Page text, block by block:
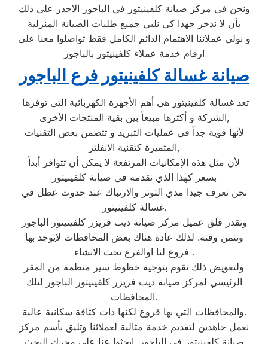
ونحن في مركز صيانة كلفينيتور في الباجور الاجدر على ذلك
بأن لا ندخر جهدا كي نلبي جميع طلبات الصيانة المنزلية
و نولي عملائنا الاهتمام الدائم الكامل فقط تواصلوا معنا على
ارقام خدمة عملاء كلفينيتور بالباجور
صيانة غسالة كلفينيتور فرع الباجور
الشركة و أكثرها مبيعاً بين بقية المنتجات الأخرى,
لأنها قوية جداً في عمليات التبريد و تتضمن بعض التقنيات
المتميزة كتقنية الانفلتر,
لأن مثل هذه الإمكانيات المرتفعة لا يمكن أن تتوافر أبداً
بسعر كهذا الذي نقدمه في صيانة كلفينيتور
نحن نعرف جيدا مدي التوتر والارتباك عند حدوث عطل في
غسالة كلفينيتور.
ونقدر قلق عميل مركز صيانة ديب فريزر كلفينيتور الباجور
ونثمن وقته. لذلك عادة هناك بعض المحافظات لايوجد بها
فروع لنا اوالفرع تحت الانشاء .
ولتعويض ذلك نقوم بتوجية خطوط سير منظمة من المقر
الرئيسي لمركز صيانة ديب فريزر كلفينيتور الباجور لتلك
المحافظات.
والمحافظات التي بها فروع لكنها ذات كثافة سكانية عالية.
نعمل جاهدين لتقديم خدمة مثالية لعملائنا وتليق بأسم مركز
صيانة كلفينيتور في الباجور. ابحثوا عنا علي محرك البحث